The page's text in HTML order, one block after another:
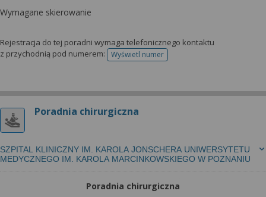
Wymagane skierowanie
Rejestracja do tej poradni wymaga telefonicznego kontaktu
z przychodnią pod numerem:
Wyświetl numertelefonu do rejestracji
Poradnia chirurgiczna
SZPITAL KLINICZNY IM. KAROLA JONSCHERA UNIWERSYTETU
MEDYCZNEGO IM. KAROLA MARCINKOWSKIEGO W POZNANIU
Poradnia chirurgiczna